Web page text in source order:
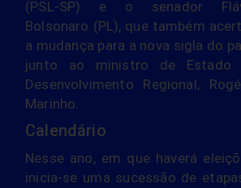
(PSL-SP) e o senador
Bolsonaro (PL), que também
a mudança para a nova sigla do
junto ao ministro de Estado
Desenvolvimento Regional,
Marinho.
Calendário
Nesse ano, em que haverá
inicia-se uma sucessão de